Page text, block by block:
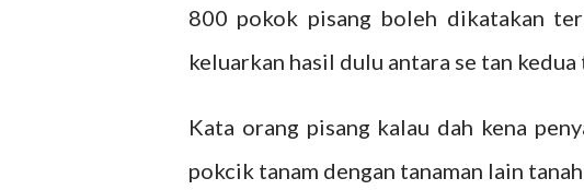
800 pokok pisang boleh dikatakan
keluarkan hasil dulu antara se tan
Kata orang pisang kalau dah kena
pokcik tanam dengan tanaman lain tanah